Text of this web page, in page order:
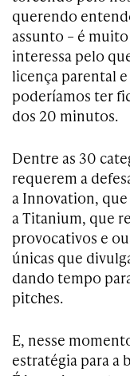
querendo
assunto – é
interessa pelo
licença parental e
poderíamos ter
dos 20 minutos.
Dentre as 30
requerem a
a Innovation,
a Titanium, que
provocativos e
únicas que
dando tempo
pitches.
E, nesse
estratégia para a